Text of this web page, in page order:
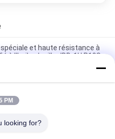
et haute résistance à
à l'huile, douille JDB-1U P10S
en aluminium
de Bush de bronze
PM
looking for?